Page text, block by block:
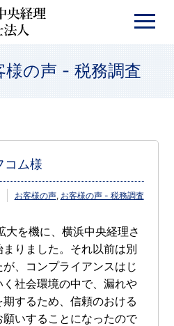
様の声 - 税務調査
ム様
お客様の声, お客様の声 - 税務調査
を機に、横浜中央経理さ
りました。それ以前は別
、コンプライアンスはじ
社会環境の中で、漏れや
するため、信頼のおける
いすることになったので